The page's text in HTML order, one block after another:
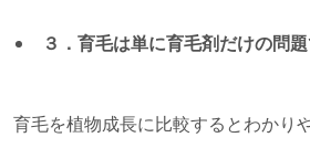
３．育毛は単に育毛剤だけの問
育毛を植物成長に比較するとわかり